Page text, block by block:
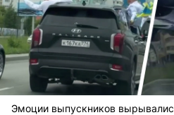
Эмоции выпускников